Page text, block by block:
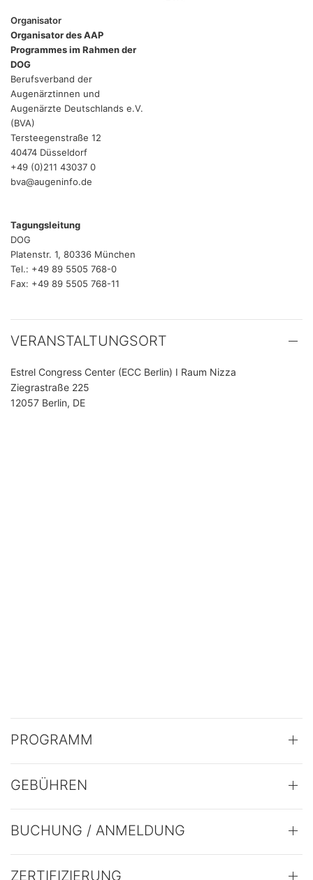
Organisator
Organisator des AAP
Programmes im Rahmen der
DOG
Berufsverband der
Augenärztinnen und
Augenärzte Deutschlands e.V.
(BVA)
Tersteegenstraße 12
40474 Düsseldorf
+49 (0)211 43037 0
bva@augeninfo.de
Tagungsleitung
DOG
Platenstr. 1, 80336 München
Tel.: +49 89 5505 768-0
Fax: +49 89 5505 768-11
VERANSTALTUNGSORT
Estrel Congress Center (ECC Berlin) I Raum Nizza
Ziegrastraße 225
12057 Berlin, DE
PROGRAMM
GEBÜHREN
BUCHUNG / ANMELDUNG
ZERTIFIZIERUNG